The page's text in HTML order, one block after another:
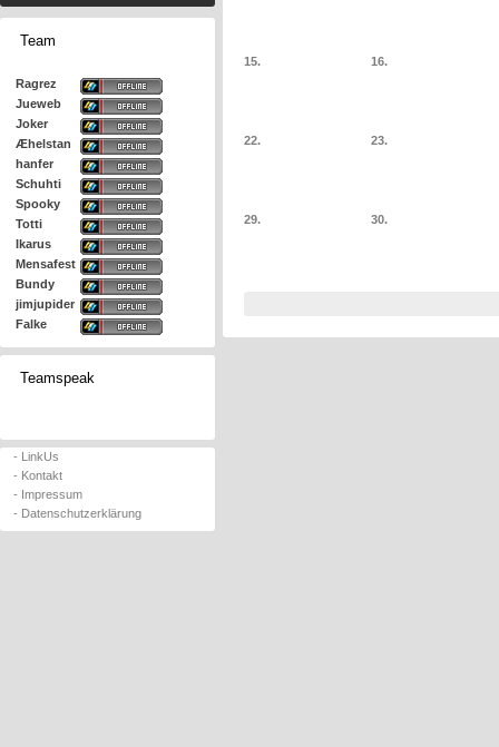
Team
Ragrez
Jueweb
Joker
Æhelstan
hanfer
Schuhti
Spooky
Totti
Ikarus
Mensafest
Bundy
jimjupider
Falke
Teamspeak
- LinkUs
- Kontakt
- Impressum
- Datenschutzerklärung
15. 16.
22. 23.
29. 30.